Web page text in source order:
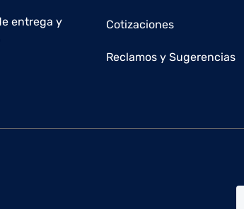
entrega y
Cotizaciones
Reclamos y Sugerencias